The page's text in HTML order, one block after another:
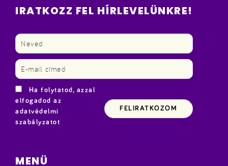
IRATKOZZ FEL HÍRLEVELÜNKRE!
Ha folytatod, azzal
elfogadod az
adatvédelmi
szabályzatot
MENÜ